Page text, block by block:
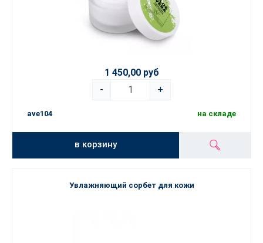
1 450,00 руб
-
+
ave104 на складе
в корзину
Увлажняющий сорбет для кожи